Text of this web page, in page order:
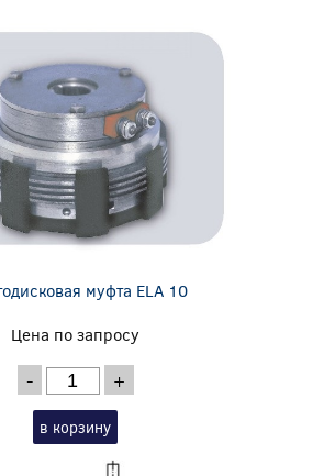
муфта ELA 10
Цена по запросу
- +
в корзину